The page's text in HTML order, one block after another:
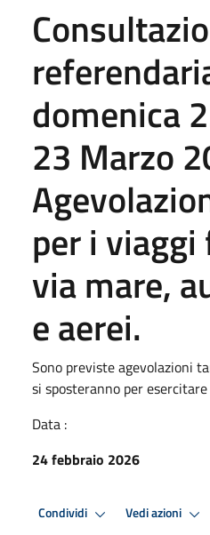
domenica
23 Marzo
per i
via mare,
e aerei.
Sono previste agevolazioni
si sposteranno per
Data :
24 febbraio 2026
Condividi Vedi azioni